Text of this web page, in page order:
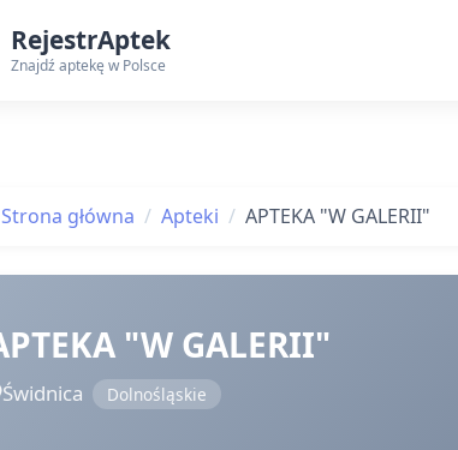
RejestrAptek
Znajdź aptekę w Polsce
Strona główna Apteki APTEKA "W GALERII"
"W GALERII"
Świdnica Dolnośląskie